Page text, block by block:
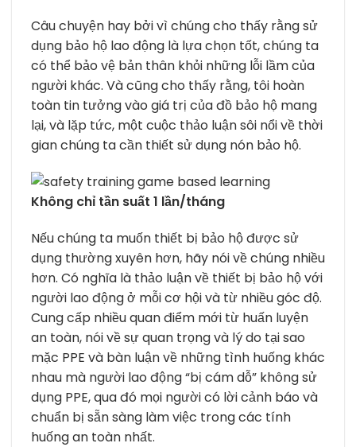
Câu chuyện hay bởi vì chúng cho thấy rằng sử
dụng bảo hộ lao động là lựa chọn tốt, chúng ta
có thể bảo vệ bản thân khỏi những lỗi lầm của
người khác. Và cũng cho thấy rằng, tôi hoàn
toàn tin tưởng vào giá trị của đồ bảo hộ mang
lại, và lặp tức, một cuộc thảo luận sôi nổi về thời
gian chúng ta cần thiết sử dụng nón bảo hộ.
Không chỉ tần suất 1 lần/tháng
Nếu chúng ta muốn thiết bị bảo hộ được sử
dụng thường xuyên hơn, hãy nói về chúng nhiều
hơn. Có nghĩa là thảo luận về thiết bị bảo hộ với
người lao động ở mỗi cơ hội và từ nhiều góc độ.
Cung cấp nhiều quan điểm mới từ huấn luyện
an toàn, nói về sự quan trọng và lý do tại sao
mặc PPE và bàn luận về những tình huống khác
nhau mà người lao động “bị cám dỗ” không sử
dụng PPE, qua đó mọi người có lời cảnh báo và
chuẩn bị sẵn sàng làm việc trong các tính
huống an toàn nhất.